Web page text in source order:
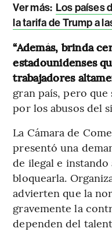
Ver más: Los países
la tarifa de Trump a
“Además, brinda
estadounidenses
trabajadores
gran país, pero
por los abusos del
La Cámara de
presentó una
de ilegal e
bloquearla.
advierten que la
gravemente la
dependen del